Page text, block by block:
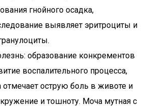
гнойного осадка,
выявляет эритроциты и
образование конкрементов
воспалительного процесса,
острую боль в животе и
и тошноту. Моча мутная с